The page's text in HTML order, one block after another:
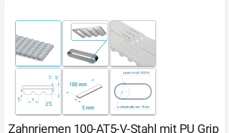
Zahnriemen 100-AT5-V-Stahl mit PU Grip